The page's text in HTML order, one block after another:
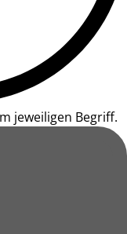
jeweiligen Begriff.